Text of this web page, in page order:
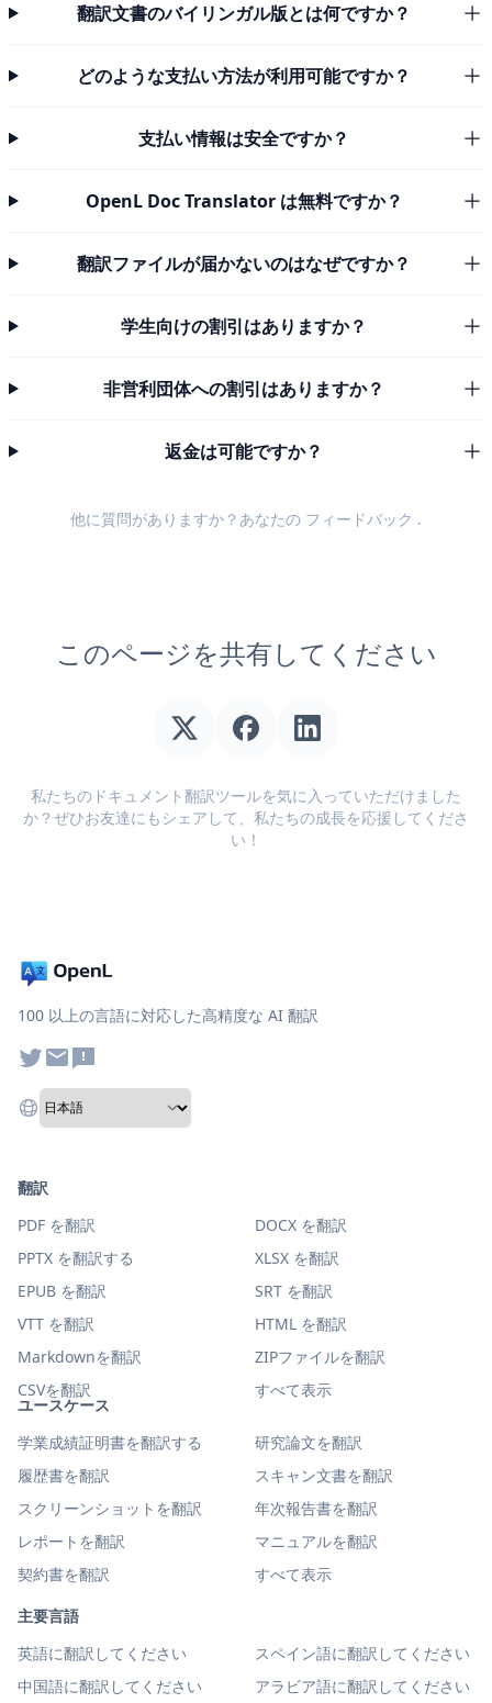
翻訳文書のバイリンガル版とは何ですか？
どのような支払い方法が利用可能ですか？
支払い情報は安全ですか？
OpenL Doc Translator は無料ですか？
翻訳ファイルが届かないのはなぜですか？
学生向けの割引はありますか？
非営利団体への割引はありますか？
返金は可能ですか？
他に質問がありますか？あなたの フィードバック .
このページを共有してください
私たちのドキュメント翻訳ツールを気に入っていただけました
か？ぜひお友達にもシェアして、私たちの成長を応援してくださ
い！
100 以上の言語に対応した高精度な AI 翻訳
ユースケース
学業成績証明書を翻訳する
研究論文を翻訳
履歴書を翻訳
スキャン文書を翻訳
スクリーンショットを翻訳
年次報告書を翻訳
レポートを翻訳
マニュアルを翻訳
契約書を翻訳
すべて表示
主要言語
英語に翻訳してください
スペイン語に翻訳してください
中国語に翻訳してください
アラビア語に翻訳してください
翻訳
PDF を翻訳
DOCX を翻訳
PPTX を翻訳する
XLSX を翻訳
EPUB を翻訳
SRT を翻訳
VTT を翻訳
HTML を翻訳
Markdownを翻訳
ZIPファイルを翻訳
CSVを翻訳
すべて表示